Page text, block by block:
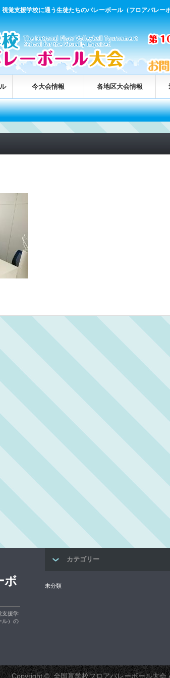
覚支援学校に通う生徒たちのバレーボール（フロアバレー
今大会情報 各地区大会情報
カテゴリー
未分類
ボ
支援学
ル）の
Copyright ©全国盲学校フロアバレーボール大会